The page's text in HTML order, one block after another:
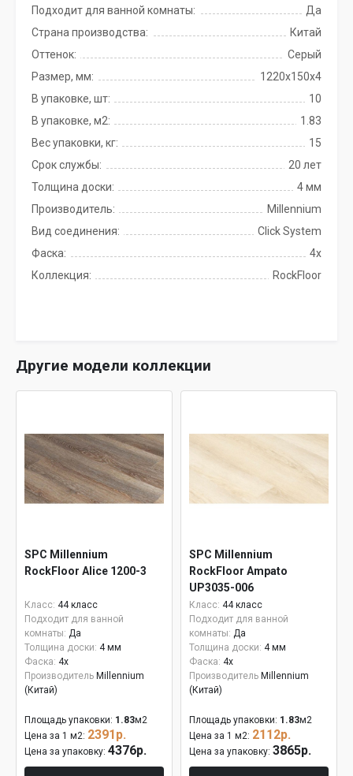
Подходит для ванной комнаты:
Да
Страна производства:
Китай
Оттенок:
Серый
Размер, мм:
1220x150x4
В упаковке, шт:
10
В упаковке, м2:
1.83
Вес упаковки, кг:
15
Срок службы:
20 лет
Толщина доски:
4 мм
Производитель:
Millennium
Вид соединения:
Click System
Фаска:
4x
Коллекция:
RockFloor
Другие модели коллекции
SPC Millennium
RockFloor Alice 1200-3
Класс: 44 класс
Подходит для ванной
комнаты: Да
Толщина доски: 4 мм
Фаска: 4x
Производитель Millennium
(Китай)
Площадь упаковки: 1.83м2
Цена за 1 м2: 2391р.
Цена за упаковку: 4376р.
SPC Millennium
RockFloor Ampato
UP3035-006
Класс: 44 класс
Подходит для ванной
комнаты: Да
Толщина доски: 4 мм
Фаска: 4x
Производитель Millennium
(Китай)
Площадь упаковки: 1.83м2
Цена за 1 м2: 2112р.
Цена за упаковку: 3865р.